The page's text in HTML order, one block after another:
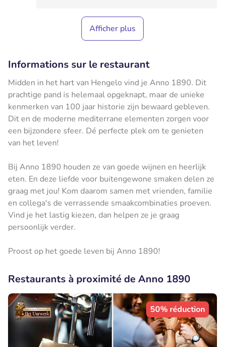
Afficher plus
Informations sur le restaurant
Midden in het hart van Hengelo vind je Anno 1890. Dit
prachtige pand is helemaal opgeknapt, maar de unieke
kenmerken van 100 jaar historie zijn bewaard gebleven.
Dit en de moderne mediterrane elementen zorgen voor
een bijzondere sfeer. Dé perfecte plek om te genieten
van het leven!
Bij Anno 1890 houden ze van goede wijnen en heerlijk
eten. En deze liefde voor buitengewone smaken delen ze
graag met jou! Kom daarom samen met vrienden, familie
en collega's de verrassende smaakcombinaties proeven.
Vind je het lastig kiezen, dan helpen ze je graag
persoonlijk verder.
Proost op het goede leven bij Anno 1890!
Restaurants à proximité de Anno 1890
50% réduction